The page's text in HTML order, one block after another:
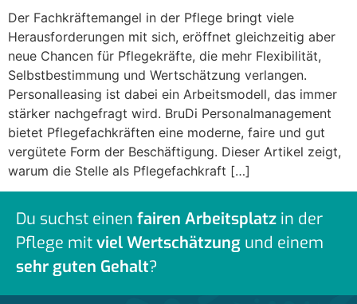
Der Fachkräftemangel in der Pflege bringt viele
Herausforderungen mit sich, eröffnet gleichzeitig aber
neue Chancen für Pflegekräfte, die mehr Flexibilität,
Selbstbestimmung und Wertschätzung verlangen.
Personalleasing ist dabei ein Arbeitsmodell, das immer
stärker nachgefragt wird. BruDi Personalmanagement
bietet Pflegefachkräften eine moderne, faire und gut
vergütete Form der Beschäftigung. Dieser Artikel zeigt,
warum die Stelle als Pflegefachkraft […]
Du suchst einen fairen Arbeitsplatz in der
Pflege mitviel Wertschätzung und einem
sehr guten Gehalt?